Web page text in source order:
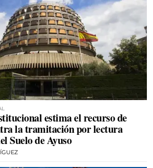
estima el recurso de
la tramitación por lectura
Suelo de Ayuso